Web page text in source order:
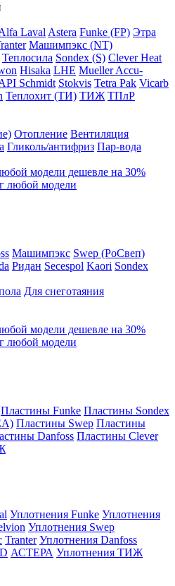
Laval Astera Funke (FP) Этра
Машимпэкс (NT)
Теплосила Sondex (S) Clever Heat
Hisaka LHE Mueller Accu-
Schmidt Stokvis Tetra Pak Vicarb
Теплохит (ТИ) ТИЖ ТПлР
Отопление Вентиляция
Гликоль/антифриз Пар-вода
модели дешевле на 30%
Машимпэкс Swep (РоСвеп)
Ридан Secespol Kaori Sondex
Для снеготаяния
модели дешевле на 30%
Пластины Funke Пластины Sondex
Пластины Swep Пластины
Danfoss Пластины Clever
Уплотнения Funke Уплотнения
Уплотнения Swep
Tranter Уплотнения Danfoss
АСТЕРА Уплотнения ТИЖ